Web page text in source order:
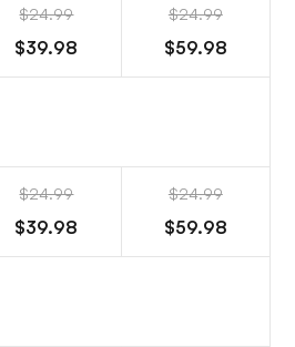
$24.99
$39.98
$24.99
$59.98
$24.99
$39.98
$24.99
$59.98